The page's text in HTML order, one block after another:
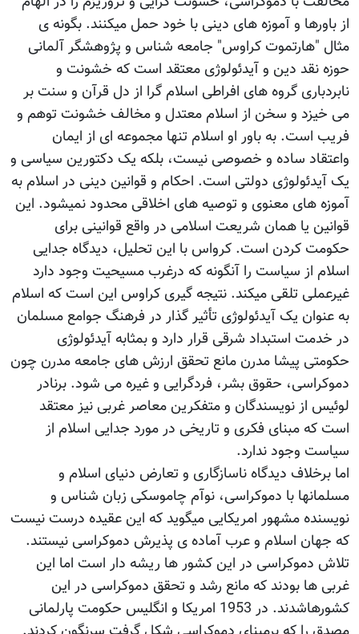
از باورها و آموزه های دینی با خود حمل میکنند. بگونه ی
مثال "هارتموت کراوس" جامعه شناس و پژوهشگر آلمانی
حوزه نقد دین و آیدئولوژی معتقد است که خشونت و
نابردباری گروه های افراطی اسلام گرا از دل قرآن و سنت بر
می خیزد و سخن از اسلام معتدل و مخالف خشونت توهم و
فریب است. به باور او اسلام تنها مجموعه ای از ایمان
واعتقاد ساده و خصوصی نیست، بلکه یک دکتورین سیاسی و
یک آیدئولوژی دولتی است. احکام و قوانین دینی در اسلام به
آموزه های معنوی و توصیه های اخلاقی محدود نمیشود. این
قوانین یا همان شریعت اسلامی در واقع قوانینی برای
حکومت کردن است. کرواس با این تحلیل، دیدگاه جدایی
اسلام از سیاست را آنگونه که درغرب مسیحیت وجود دارد
غیرعملی تلقی میکند. نتیجه گیری کراوس این است که اسلام
به عنوان یک آیدئولوژی تأثیر گذار در فرهنگ جوامع مسلمان
در خدمت استبداد شرقی قرار دارد و بمثابه آیدئولوژی
حکومتی پیشا مدرن مانع تحقق ارزش های جامعه مدرن چون
دموکراسی، حقوق بشر، فردگرایی و غیره می شود. برنادر
لوئیس از نویسندگان و متفکرین معاصر غربی نیز معتقد
است که مبنای فکری و تاریخی در مورد جدایی اسلام از
سیاست وجود ندارد.
اما برخلاف دیدگاه ناسازگاری و تعارض دنیای اسلام و
مسلمانها با دموکراسی، نوآم چاموسکی زبان شناس و
نویسنده مشهور امریکایی میگوید که این عقیده درست نیست
که جهان اسلام و عرب آماده ی پذیرش دموکراسی نیستند.
تلاش دموکراسی در این کشور ها ریشه دار است اما این
غربی ها بودند که مانع رشد و تحقق دموکراسی در این
کشورهاشدند. در 1953 امریکا و انگلیس حکومت پارلمانی